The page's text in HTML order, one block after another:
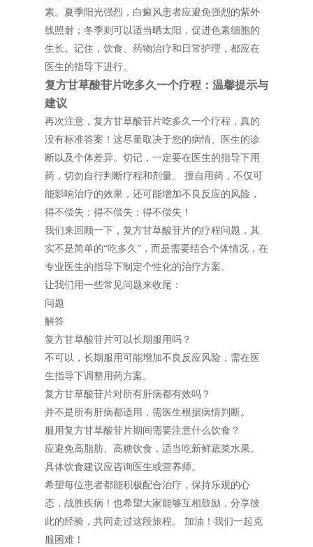
素。夏季阳光强烈，白癜风患者应避免强烈的紫外
线照射；冬季则可以适当晒太阳，促进色素细胞的
生长。记住，饮食、药物治疗和日常护理，都应在
医生的指导下进行。
复方甘草酸苷片吃多久一个疗程：温馨提示与
建议
再次注意，复方甘草酸苷片吃多久一个疗程，真的
没有标准答案！这尽量取决于您的病情、医生的诊
断以及个体差异。切记，一定要在医生的指导下用
药，切勿自行判断疗程和剂量。 擅自用药，不仅可
能影响治疗的效果，还可能增加不良反应的风险，
得不偿失；得不偿失；得不偿失！
我们来回顾一下，复方甘草酸苷片的疗程问题，其
实不是简单的“吃多久”，而是需要结合个体情况，在
专业医生的指导下制定个性化的治疗方案。
让我们用一些常见问题来收尾：
问题
解答
复方甘草酸苷片可以长期服用吗？
不可以，长期服用可能增加不良反应风险，需在医
生指导下调整用药方案。
复方甘草酸苷片对所有肝病都有效吗？
并不是所有肝病都适用，需医生根据病情判断。
服用复方甘草酸苷片期间需要注意什么饮食？
应避免高脂肪、高糖饮食，适当吃新鲜蔬菜水果。
具体饮食建议应咨询医生或营养师。
希望每位患者都能积极配合治疗，保持乐观的心
态，战胜疾病！也希望大家能够互相鼓励，分享彼
此的经验，共同走过这段旅程。 加油！我们一起克
服困难！